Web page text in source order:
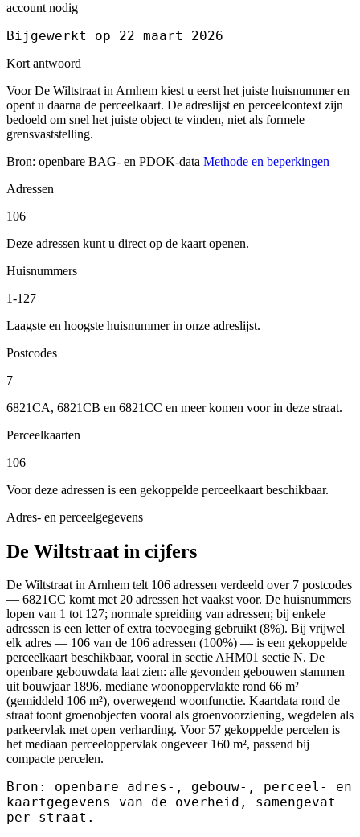
account nodig
Bijgewerkt op 22 maart 2026
Kort antwoord
Voor De Wiltstraat in Arnhem kiest u eerst het juiste huisnummer en
opent u daarna de perceelkaart. De adreslijst en perceelcontext zijn
bedoeld om snel het juiste object te vinden, niet als formele
grensvaststelling.
Bron: openbare BAG- en PDOK-data Methode en beperkingen
Adressen
106
Deze adressen kunt u direct op de kaart openen.
Huisnummers
1-127
Laagste en hoogste huisnummer in onze adreslijst.
Postcodes
7
6821CA, 6821CB en 6821CC en meer komen voor in deze straat.
Perceelkaarten
106
Voor deze adressen is een gekoppelde perceelkaart beschikbaar.
Adres- en perceelgegevens
De Wiltstraat in cijfers
De Wiltstraat in Arnhem telt 106 adressen verdeeld over 7 postcodes
— 6821CC komt met 20 adressen het vaakst voor. De huisnummers
lopen van 1 tot 127; normale spreiding van adressen; bij enkele
adressen is een letter of extra toevoeging gebruikt (8%). Bij vrijwel
elk adres — 106 van de 106 adressen (100%) — is een gekoppelde
perceelkaart beschikbaar, vooral in sectie AHM01 sectie N. De
openbare gebouwdata laat zien: alle gevonden gebouwen stammen
uit bouwjaar 1896, mediane woonoppervlakte rond 66 m²
(gemiddeld 106 m²), overwegend woonfunctie. Kaartdata rond de
straat toont groenobjecten vooral als groenvoorziening, wegdelen als
parkeervlak met open verharding. Voor 57 gekoppelde percelen is
het mediaan perceeloppervlak ongeveer 160 m², passend bij
compacte percelen.
Bron: openbare adres-, gebouw-, perceel- en
kaartgegevens van de overheid, samengevat
per straat.